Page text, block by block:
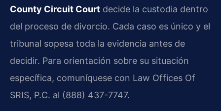
County Circuit Court decide la custodia dentro
del proceso de divorcio. Cada caso es único y el
tribunal sopesa toda la evidencia antes de
decidir. Para orientación sobre su situación
específica, comuníquese con Law Offices Of
SRIS, P.C. al (888) 437-7747.